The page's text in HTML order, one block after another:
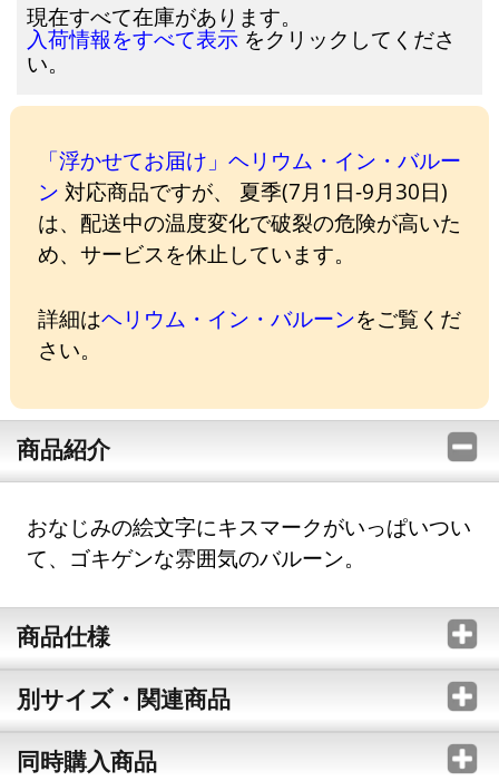
現在すべて在庫があります。
入荷情報をすべて表示 をクリックしてくださ
い。
「浮かせてお届け」ヘリウム・イン・バルー
ン 対応商品ですが、 夏季(7月1日-9月30日)
は、配送中の温度変化で破裂の危険が高いた
め、サービスを休止しています。
詳細はヘリウム・イン・バルーンをご覧くだ
さい。
商品紹介
おなじみの絵文字にキスマークがいっぱいつい
て、ゴキゲンな雰囲気のバルーン。
商品仕様
別サイズ・関連商品
同時購入商品